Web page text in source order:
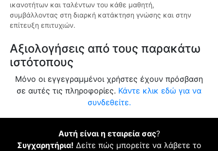
ικανοτήτων και ταλέντων του κάθε μαθητή,
συμβάλλοντας στη διαρκή κατάκτηση γνώσης και στην
επίτευξη επιτυχιών.
Αξιολογήσεις από τους παρακάτω
ιστότοπους
Μόνο οι εγγεγραμμένοι χρήστες έχουν πρόσβαση
σε αυτές τις πληροφορίες. Κάντε κλικ εδώ για να
συνδεθείτε.
Αυτή είναι η εταιρεία σας?
Συγχαρητήρια! Δείτε πώς μπορείτε να λάβετε το